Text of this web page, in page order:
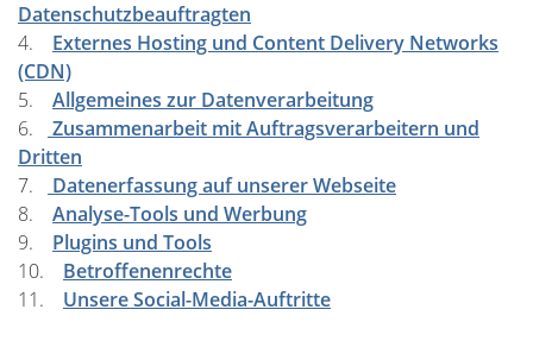
Datenschutzbeauftragten
4. Externes Hosting und Content Delivery Networks
(CDN)
5. Allgemeines zur Datenverarbeitung
6.
Zusammenarbeit mit Auftragsverarbeitern und
Dritten
7.
Datenerfassung auf unserer Webseite
8. Analyse-Tools und Werbung
9. Plugins und Tools
10. Betroffenenrechte
11. Unsere Social-Media-Auftritte